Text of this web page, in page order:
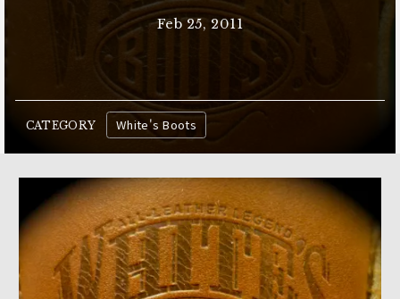
Feb 25, 2011
CATEGORY White's Boots